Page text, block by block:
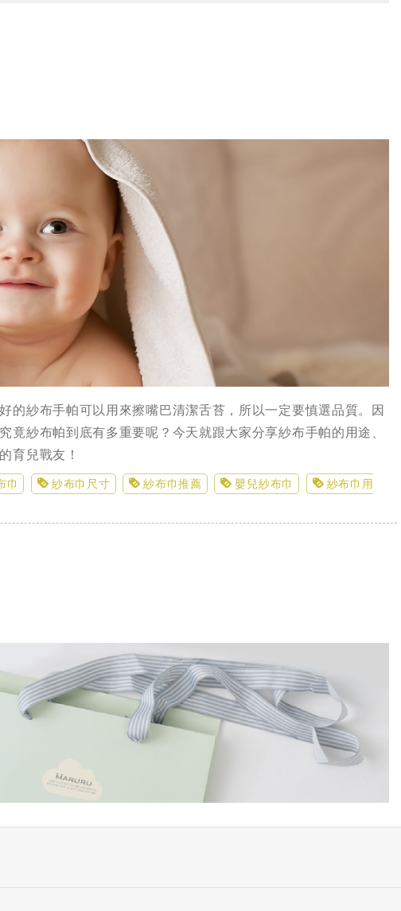
的紗布手帕可以用來擦嘴巴清潔舌苔，所以一定要慎選品質。因
紗布帕到底有多重要呢？今天就跟大家分享紗布手帕的用途、
育兒戰友！
巾 紗布巾尺寸 紗布巾推薦 嬰兒紗布巾
紗布巾用